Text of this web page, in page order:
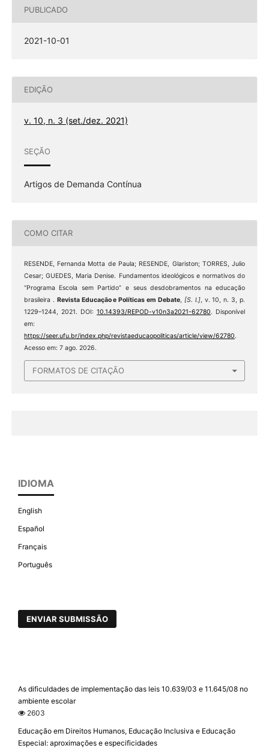
PUBLICADO
2021-10-01
EDIÇÃO
v. 10, n. 3 (set./dez. 2021)
SEÇÃO
Artigos de Demanda Contínua
COMO CITAR
RESENDE, Fernanda Motta de Paula; RESENDE, Glariston; TORRES, Julio
Cesar; GUEDES, Maria Denise. Fundamentos ideológicos e normativos do
“Programa Escola sem Partido” e seus desdobramentos na educação
brasileira . Revista Educação e Políticas em Debate, [S. l.], v. 10, n. 3, p.
1229–1244, 2021. DOI:10.14393/REPOD-v10n3a2021-62780. Disponível
em:
https://seer.ufu.br/index.php/revistaeducaopoliticas/article/view/62780.
Acesso em: 7 ago. 2026.
FORMATOS DE CITAÇÃO
IDIOMA
English
Español
Français
Português
ENVIAR SUBMISSÃO
As dificuldades de implementação das leis 10.639/03 e 11.645/08 no
ambiente escolar
2603
Educação em Direitos Humanos, Educação Inclusiva e Educação
Especial: aproximações e especificidades